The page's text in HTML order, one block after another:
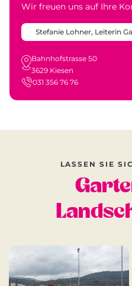
Wir freuen uns auf Ihre
Stefanie Lohner, Leiterin
Bahnhofstrasse 50
3629 Kiesen
031 356 76 76
LASSEN SIE